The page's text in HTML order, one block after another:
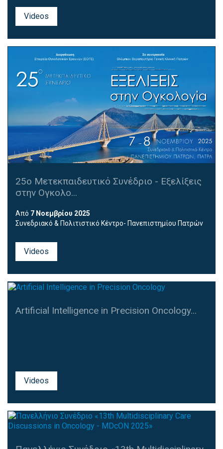
Videos
25ο Μετεκπαιδευτικό Συνέδριο - Εξελίξεις
στην Ογκολο...
Από 7 Νοεμβρίου 2025
Συνεδριακό & Πολιτιστικό Κέντρο- Πανεπιστημίου Πατρών
Videos
Artificial Intelligence in Precision Oncology...
Videos